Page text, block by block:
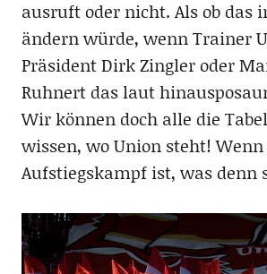
ausruft oder nicht. Als ob das
ändern würde, wenn Trainer
Präsident Dirk Zingler oder
Ruhnert das laut
Wir können doch alle die
wissen, wo Union steht!
Aufstiegskampf ist, was denn